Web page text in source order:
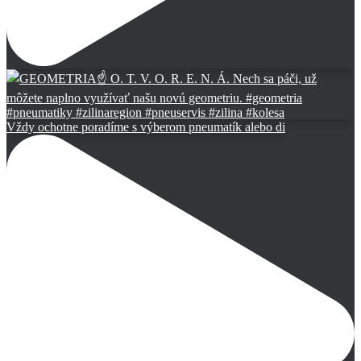
Vždy ochotne poradíme s výberom pneumatík alebo di